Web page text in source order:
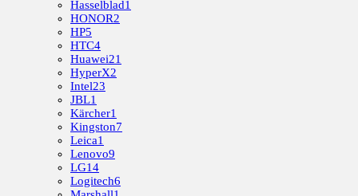
Hasselblad1
HONOR2
HP5
HTC4
Huawei21
HyperX2
Intel23
JBL1
Kärcher1
Kingston7
Leica1
Lenovo9
LG14
Logitech6